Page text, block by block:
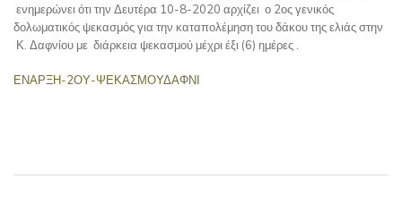
ενημερώνει ότι την Δευτέρα 10-8-2020 αρχίζει ο 2ος γενικός
δολωματικός ψεκασμός για την καταπολέμηση του δάκου της ελιάς στην
Κ. Δαφνίου με διάρκεια ψεκασμού μέχρι έξι (6) ημέρες .
ΕΝΑΡΞΗ-2ΟΥ-ΨΕΚΑΣΜΟΥΔΑΦΝΙ